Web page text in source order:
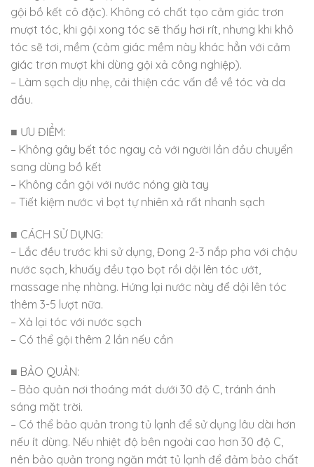
gội bồ kết cô đặc). Không có chất tạo cảm giác trơn
mượt tóc, khi gội xong tóc sẽ thấy hơi rít, nhưng khi khô
tóc sẽ tơi, mềm (cảm giác mềm này khác hẳn với cảm
giác trơn mượt khi dùng gội xả công nghiệp).
– Làm sạch dịu nhẹ, cải thiện các vấn đề về tóc và da
đầu.
■ ƯU ĐIỂM:
– Không gây bết tóc ngay cả với người lần đầu chuyển
sang dùng bồ kết
– Không cần gội với nước nóng già tay
– Tiết kiệm nước vì bọt tự nhiên xả rất nhanh sạch
■ CÁCH SỬ DỤNG:
– Lắc đều trước khi sử dụng, Đong 2-3 nắp pha với chậu
nước sạch, khuấy đều tạo bọt rồi dội lên tóc ướt,
massage nhẹ nhàng. Hứng lại nước này để dội lên tóc
thêm 3-5 lượt nữa.
– Xả lại tóc với nước sạch
– Có thể gội thêm 2 lần nếu cần
■ BẢO QUẢN:
– Bảo quản nơi thoáng mát dưới 30 độ C, tránh ánh
sáng mặt trời.
– Có thể bảo quản trong tủ lạnh để sử dụng lâu dài hơn
nếu ít dùng. Nếu nhiệt độ bên ngoài cao hơn 30 độ C,
nên bảo quản trong ngăn mát tủ lạnh để đảm bảo chất